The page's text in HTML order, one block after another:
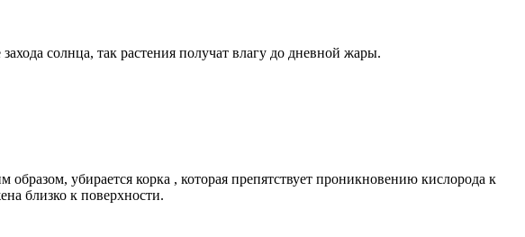
солнца, так растения получат влагу до дневной жары.
убирается корка , которая препятствует проникновению кислорода к
близко к поверхности.